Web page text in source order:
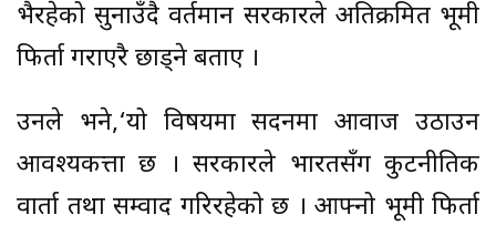
भैरहेको सुनाउँदै वर्तमान सरकारले अतिक्रमित भूमी
फिर्ता गराएरै छाड्ने बताए ।
उनले भने,‘यो विषयमा सदनमा आवाज उठाउन
आवश्यकत्ता छ । सरकारले भारतसँग कुटनीतिक
वार्ता तथा सम्वाद गरिरहेको छ । आफ्नो भूमी फिर्ता